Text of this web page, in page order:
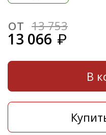
от 13 753
13 066 ₽
В